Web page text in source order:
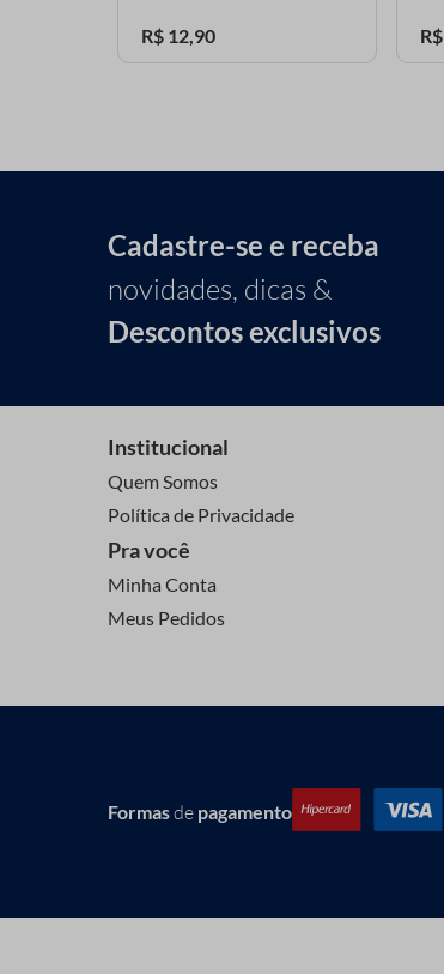
R$ 12,90 R$
Cadastre-se e receba
novidades, dicas &
Descontos exclusivos
Institucional
Quem Somos
Política de Privacidade
Pra você
Minha Conta
Meus Pedidos
Formasde pagamento